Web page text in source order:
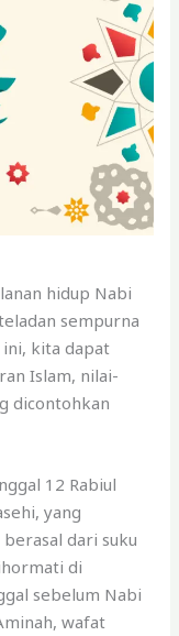
hidup Nabi
sempurna
ini, kita dapat
Islam, nilai-
dicontohkan
12 Rabiul
yang
dari suku
di
sebelum Nabi
wafat